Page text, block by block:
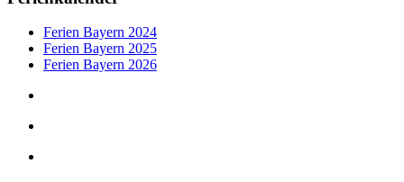
Ferien Bayern 2024
Ferien Bayern 2025
Ferien Bayern 2026